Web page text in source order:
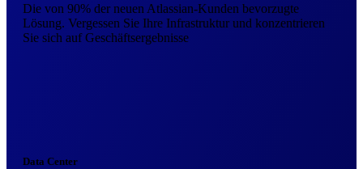
Die von 90% der neuen Atlassian-Kunden bevorzugte
Lösung. Vergessen Sie Ihre Infrastruktur und konzentrieren
Sie sich auf Geschäftsergebnisse
Data Center